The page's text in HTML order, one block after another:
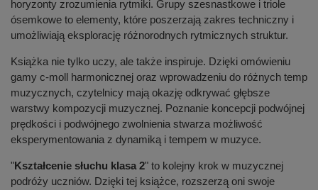
horyzonty zrozumienia rytmiki. Grupy szesnastkowe i triole
ósemkowe to elementy, które poszerzają zakres techniczny i
umożliwiają eksplorację różnorodnych rytmicznych struktur.
Książka nie tylko uczy, ale także inspiruje. Dzięki omówieniu
gamy c-moll harmonicznej oraz wprowadzeniu do różnych temp
muzycznych, czytelnicy mają okazję odkrywać głębsze
warstwy kompozycji muzycznej. Poznanie koncepcji podwójnej
prędkości i podwójnego zwolnienia stwarza możliwość
eksperymentowania z dynamiką i tempem w muzyce.
"Kształcenie słuchu klasa 2" to kolejny krok w muzycznej
podróży uczniów. Dzięki tej książce, rozszerzą oni swoje